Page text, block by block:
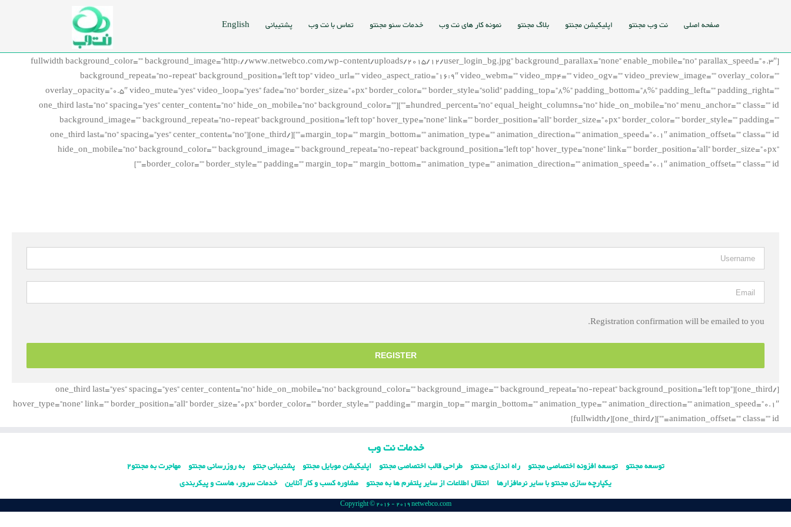
صفحه اصلی نت وب مجنتو اپلیکیشن مجنتو بلاگ مجنتو نمونه کار های نت وب خدمات سئو مجنتو تماس با نت وب پشتیبانی English
[fullwidth background_color=”” background_image=”http://www.netwebco.com/wp-content/uploads/2015/12/user_login_bg.jpg” background_parallax=”none” enable_mobile=”no” parallax_speed=”0.3″
background_repeat=”no-repeat” background_position=”left top” video_url=”” video_aspect_ratio=”16:9″ video_webm=”” video_mp4=”” video_ogv=”” video_preview_image=”” overlay_color=””
overlay_opacity=”0.5″ video_mute=”yes” video_loop=”yes” fade=”no” border_size=”0px” border_color=”” border_style=”solid” padding_top=”8%” padding_bottom=”8%” padding_left=”” padding_right=””
hundred_percent=”no” equal_height_columns=”no” hide_on_mobile=”no” menu_anchor=”” class=”” id=””][one_third last=”no” spacing=”yes” center_content=”no” hide_on_mobile=”no” background_color=””
background_image=”” background_repeat=”no-repeat” background_position=”left top” hover_type=”none” link=”” border_position=”all” border_size=”0px” border_color=”” border_style=”” padding=””
margin_top=”” margin_bottom=”” animation_type=”” animation_direction=”” animation_speed=”0.1″ animation_offset=”” class=”” id=””][/one_third][one_third last=”no” spacing=”yes” center_content=”no”
hide_on_mobile=”no” background_color=”” background_image=”” background_repeat=”no-repeat” background_position=”left top” hover_type=”none” link=”” border_position=”all” border_size=”0px”
border_color=”” border_style=”” padding=”” margin_top=”” margin_bottom=”” animation_type=”” animation_direction=”” animation_speed=”0.1″ animation_offset=”” class=”” id=””]
Registration confirmation will be emailed to you.
REGISTER
[/one_third][one_third last=”yes” spacing=”yes” center_content=”no” hide_on_mobile=”no” background_color=”” background_image=”” background_repeat=”no-repeat” background_position=”left top”
hover_type=”none” link=”” border_position=”all” border_size=”0px” border_color=”” border_style=”” padding=”” margin_top=”” margin_bottom=”” animation_type=”” animation_direction=”” animation_speed=”0.1″
animation_offset=”” class=”” id=””][/one_third][/fullwidth]
خدمات نت وب
توسعه مجنتو توسعه افزونه اختصاصی مجنتو راه اندازی محنتو طراحی قالب اختصاصی مجنتو اپلیکیشن موبایل مجنتو پشتیبانی جنتو به روزرسانی مجنتو مهاجرت به مجنتو2
یکپارچه سازی مجنتو با سایر نرمافزارها انتقال اطلاعات از سایر پلتفرم ها به مجنتو مشاوره کسب و کار آنلاین خدمات سرور، هاست و پیکربندی
Copyright © 2016 - 2019 netwebco.com